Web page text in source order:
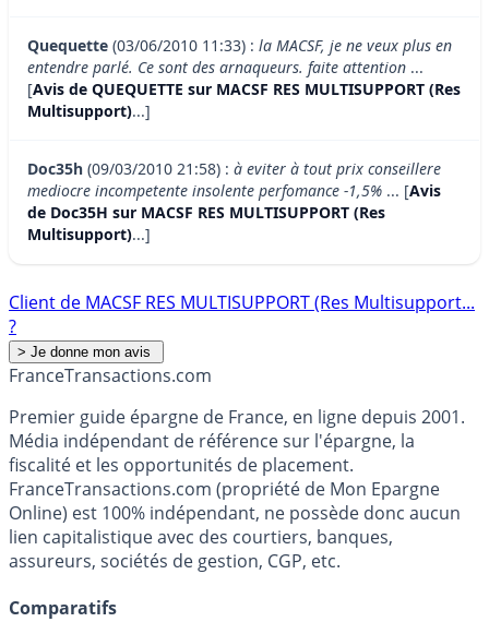
Quequette (03/06/2010 11:33) : la MACSF, je ne veux plus en
entendre parlé. Ce sont des arnaqueurs. faite attention ...
[Avis de QUEQUETTE sur MACSF RES MULTISUPPORT (Res
Multisupport)...]
Doc35h (09/03/2010 21:58) : à eviter à tout prix conseillere
mediocre incompetente insolente perfomance -1,5% ... [Avis
de Doc35H sur MACSF RES MULTISUPPORT (Res
Multisupport)...]
Client de MACSF RES MULTISUPPORT (Res Multisupport...
?
FranceTransactions.com
Premier guide épargne de France, en ligne depuis 2001.
Média indépendant de référence sur l'épargne, la
fiscalité et les opportunités de placement.
FranceTransactions.com (propriété de Mon Epargne
Online) est 100% indépendant, ne possède donc aucun
lien capitalistique avec des courtiers, banques,
assureurs, sociétés de gestion, CGP, etc.
Comparatifs